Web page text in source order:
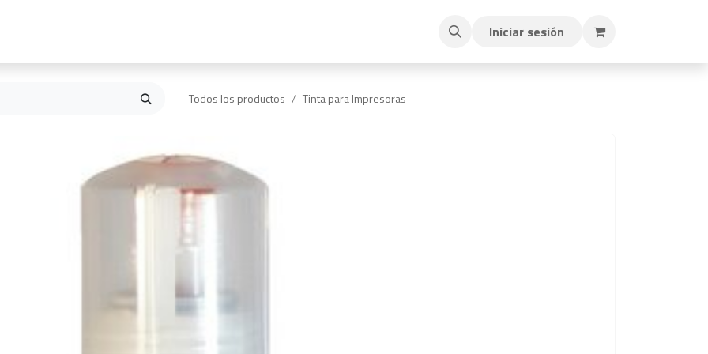
Iniciar sesión
Todos los productos Tinta para Impresoras